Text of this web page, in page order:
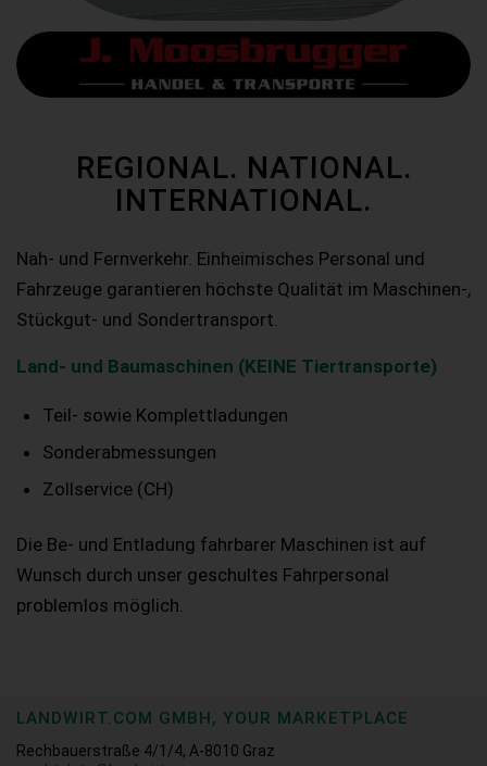
REGIONAL. NATIONAL.
INTERNATIONAL.
Nah- und Fernverkehr. Einheimisches Personal und
Fahrzeuge garantieren höchste Qualität im Maschinen-,
Stückgut- und Sondertransport.
Land- und Baumaschinen (KEINE Tiertransporte)
Teil- sowie Komplettladungen
Sonderabmessungen
Zollservice (CH)
Die Be- und Entladung fahrbarer Maschinen ist auf
Wunsch durch unser geschultes Fahrpersonal
problemlos möglich.
LANDWIRT.COM GMBH, YOUR MARKETPLACE
Rechbauerstraße 4/1/4, A-8010 Graz